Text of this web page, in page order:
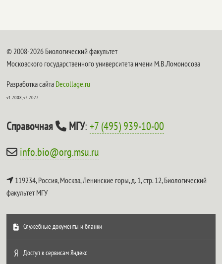
© 2008-2026 Биологический факультет
Московского государственного университета имени М.В.Ломоносова
Разработка сайта Decollage.ru
v1.2008, v2.2022
Справочная МГУ:+7 (495) 939-10-00
info.bio@org.msu.ru
119234, Россия, Москва, Ленинские горы, д. 1, стр. 12,Биологический
факультет МГУ
Служебные документы и бланки
Доступ к сервисам Яндекс